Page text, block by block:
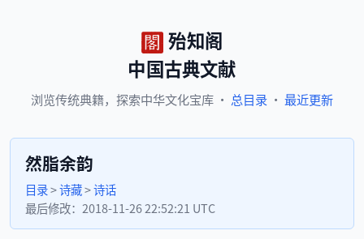
殆知阁
中国古典文献
浏览传统典籍， 探索中华文化宝库 · 总目录 · 最近更新
然脂余韵
目录>诗藏>诗话
最后修改： 2018-11-26 22:52:21 UTC